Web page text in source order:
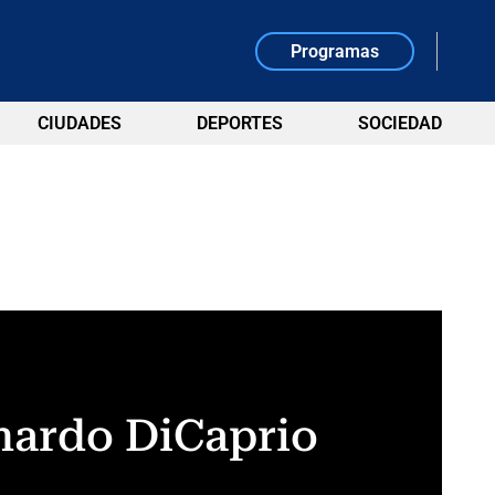
Programas
CIUDADES DEPORTES SOCIEDAD
DiCaprio